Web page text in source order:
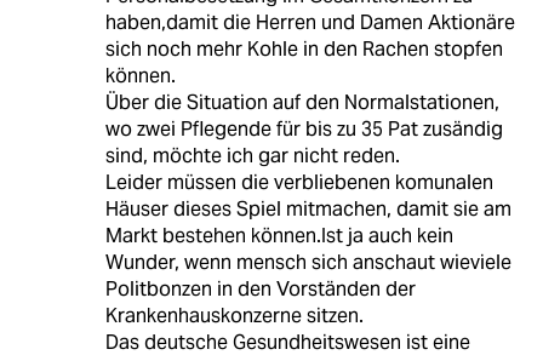
haben,damit die Herren und Damen Aktionäre
sich noch mehr Kohle in den Rachen stopfen
können.
Über die Situation auf den Normalstationen,
wo zwei Pflegende für bis zu 35 Pat zusändig
sind, möchte ich gar nicht reden.
Leider müssen die verbliebenen komunalen
Häuser dieses Spiel mitmachen, damit sie am
Markt bestehen können.Ist ja auch kein
Wunder, wenn mensch sich anschaut wieviele
Politbonzen in den Vorständen der
Krankenhauskonzerne sitzen.
Das deutsche Gesundheitswesen ist eine